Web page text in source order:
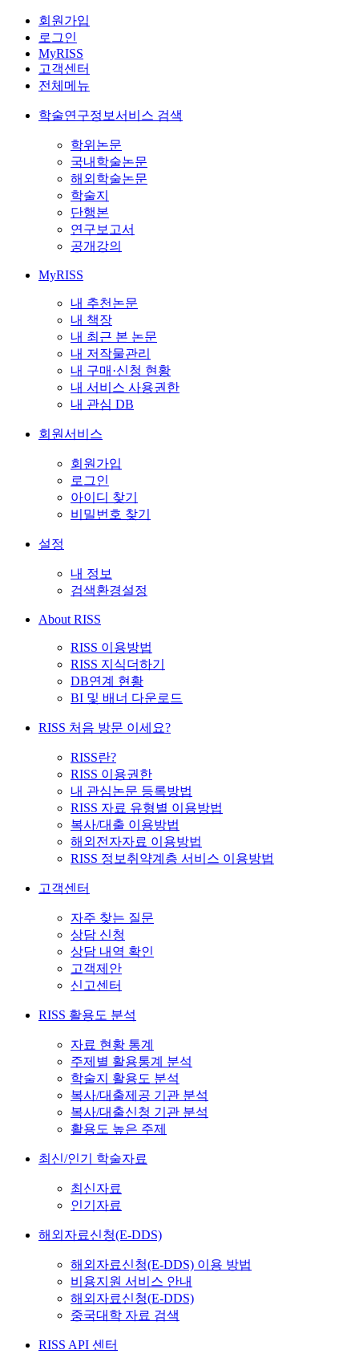
회원가입
로그인
MyRISS
고객센터
전체메뉴
학술연구정보서비스 검색
학위논문
국내학술논문
해외학술논문
학술지
단행본
연구보고서
공개강의
MyRISS
내 추천논문
내 책장
내 최근 본 논문
내 저작물관리
내 구매·신청 현황
내 서비스 사용권한
내 관심 DB
회원서비스
회원가입
로그인
아이디 찾기
비밀번호 찾기
설정
내 정보
검색환경설정
About RISS
RISS 이용방법
RISS 지식더하기
DB연계 현황
BI 및 배너 다운로드
RISS 처음 방문 이세요?
RISS란?
RISS 이용권한
내 관심논문 등록방법
RISS 자료 유형별 이용방법
복사/대출 이용방법
해외전자자료 이용방법
RISS 정보취약계층 서비스 이용방법
고객센터
자주 찾는 질문
상담 신청
상담 내역 확인
고객제안
신고센터
RISS 활용도 분석
자료 현황 통계
주제별 활용통계 분석
학술지 활용도 분석
복사/대출제공 기관 분석
복사/대출신청 기관 분석
활용도 높은 주제
최신/인기 학술자료
최신자료
인기자료
해외자료신청(E-DDS)
해외자료신청(E-DDS) 이용 방법
비용지원 서비스 안내
해외자료신청(E-DDS)
중국대학 자료 검색
RISS API 센터